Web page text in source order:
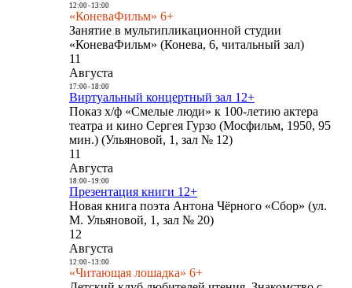
12:00- 13:00
«КоневаФильм» 6+
Занятие в мультипликационной студии
«КоневаФильм» (Конева, 6, читальный зал)
11
Августа
17:00- 18:00
Виртуальный концертный зал 12+
Показ х/ф «Смелые люди» к 100-летию актера
театра и кино Сергея Гурзо (Мосфильм, 1950, 95
мин.) (Ульяновой, 1, зал № 12)
11
Августа
18:00- 19:00
Презентация книги 12+
Новая книга поэта Антона Чёрного «Сбор» (ул.
М. Ульяновой, 1, зал № 20)
12
Августа
12:00- 13:00
«Читающая лошадка» 6+